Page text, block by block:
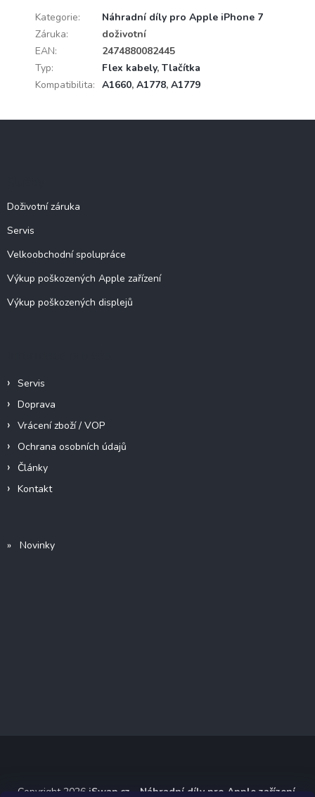
Kategorie:
Náhradní díly pro Apple iPhone 7
Záruka:
doživotní
EAN:
2474880082445
Typ: Flex kabely, Tlačítka
Kompatibilita: A1660, A1778, A1779
Doživotní záruka
Servis
Velkoobchodní spolupráce
Výkup poškozených Apple zařízení
Výkup poškozených displejů
Servis
Doprava
Vrácení zboží / VOP
Ochrana osobních údajů
Články
Kontakt
» Novinky
Copyright 2026 iSwap.cz - Náhradní díly pro Apple zařízení